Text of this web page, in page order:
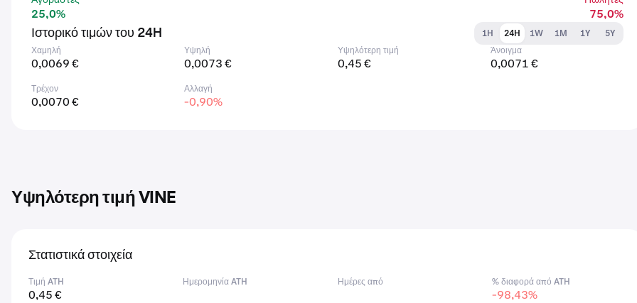
25,0% 75,0%
Ιστορικό τιμών του 24H 1H 24H 1W 1M 1Y
5Y
Χαμηλή
0,0069 €
Υψηλή
0,0073 €
Υψηλότερη τιμή
0,45 €
Άνοιγμα
0,0071 €
Τρέχον
0,0070 €
Αλλαγή
-0,90%
Υψηλότερη τιμή VINE
Στατιστικά στοιχεία
Τιμή ATH
0,45 €
Ημερομηνία ATH Ημέρες από % διαφορά από ATH
-98,43%